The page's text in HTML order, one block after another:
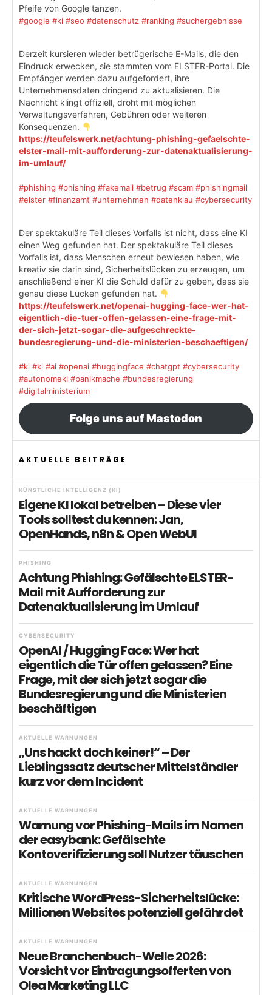
Pfeife von Google tanzen.
#google #ki #seo #datenschutz #ranking #suchergebnisse
Derzeit kursieren wieder betrügerische E-Mails, die den
Eindruck erwecken, sie stammten vom ELSTER-Portal. Die
Empfänger werden dazu aufgefordert, ihre
Unternehmensdaten dringend zu aktualisieren. Die
Nachricht klingt offiziell, droht mit möglichen
Verwaltungsverfahren, Gebühren oder weiteren
Konsequenzen.
https://teufelswerk.net/achtung-phishing-gefaelschte-
elster-mail-mit-aufforderung-zur-datenaktualisierung-
im-umlauf/
#phishing #phishing #fakemail #betrug #scam #phishingmail
#elster #finanzamt #unternehmen #datenklau #cybersecurity
Der spektakuläre Teil dieses Vorfalls ist nicht, dass eine KI
einen Weg gefunden hat. Der spektakuläre Teil dieses
Vorfalls ist, dass Menschen erneut bewiesen haben, wie
kreativ sie darin sind, Sicherheitslücken zu erzeugen, um
anschließend einer KI die Schuld dafür zu geben, dass sie
genau diese Lücken gefunden hat.
https://teufelswerk.net/openai-hugging-face-wer-hat-
eigentlich-die-tuer-offen-gelassen-eine-frage-mit-
der-sich-jetzt-sogar-die-aufgeschreckte-
bundesregierung-und-die-ministerien-beschaeftigen/
#ki #ki #ai #openai #huggingface #chatgpt #cybersecurity
#autonomeki #panikmache #bundesregierung
#digitalministerium
Folge uns auf Mastodon
AKTUELLE BEITRÄGE
KÜNSTLICHE INTELLIGENZ (KI)
Eigene KI lokal betreiben – Diese vier
Tools solltest du kennen: Jan,
OpenHands, n8n & Open WebUI
PHISHING
Achtung Phishing: Gefälschte ELSTER-
Mail mit Aufforderung zur
Datenaktualisierung im Umlauf
CYBERSECURITY
OpenAI / Hugging Face: Wer hat
eigentlich die Tür offen gelassen? Eine
Frage, mit der sich jetzt sogar die
Bundesregierung und die Ministerien
beschäftigen
AKTUELLE WARNUNGEN
„Uns hackt doch keiner!“ – Der
Lieblingssatz deutscher Mittelständler
kurz vor dem Incident
AKTUELLE WARNUNGEN
Warnung vor Phishing-Mails im Namen
der easybank: Gefälschte
Kontoverifizierung soll Nutzer täuschen
AKTUELLE WARNUNGEN
Kritische WordPress-Sicherheitslücke:
Millionen Websites potenziell gefährdet
AKTUELLE WARNUNGEN
Neue Branchenbuch-Welle 2026:
Vorsicht vor Eintragungsofferten von
Olea Marketing LLC